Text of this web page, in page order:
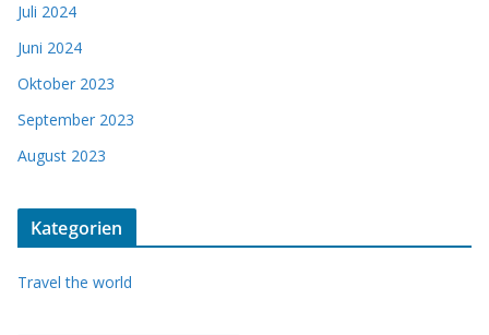
Juli 2024
Juni 2024
Oktober 2023
September 2023
August 2023
Kategorien
Travel the world